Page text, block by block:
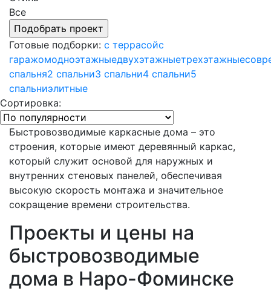
Все
Готовые подборки: с террасойс
гаражомодноэтажныедвухэтажныетрехэтажные
спальня2 спальни3 спальни4 спальни5
спальниэлитные
Сортировка:
Быстровозводимые каркасные дома – это
строения, которые имеют деревянный каркас,
который служит основой для наружных и
внутренних стеновых панелей, обеспечивая
высокую скорость монтажа и значительное
сокращение времени строительства.
Проекты и цены на
быстровозводимые
дома в Наро-Фоминске